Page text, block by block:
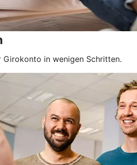
Girokonto in wenigen Schritten.